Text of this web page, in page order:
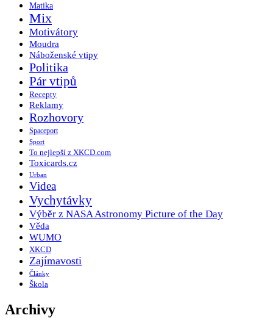
Matika
Mix
Motivátory
Moudra
Náboženské vtipy
Politika
Pár vtipů
Recepty
Reklamy
Rozhovory
Spaceport
Sport
To nejlepší z XKCD.com
Toxicards.cz
Urban
Videa
Vychytávky
Výběr z NASA Astronomy Picture of the Day
Věda
WUMO
XKCD
Zajímavosti
Články
Škola
Archivy